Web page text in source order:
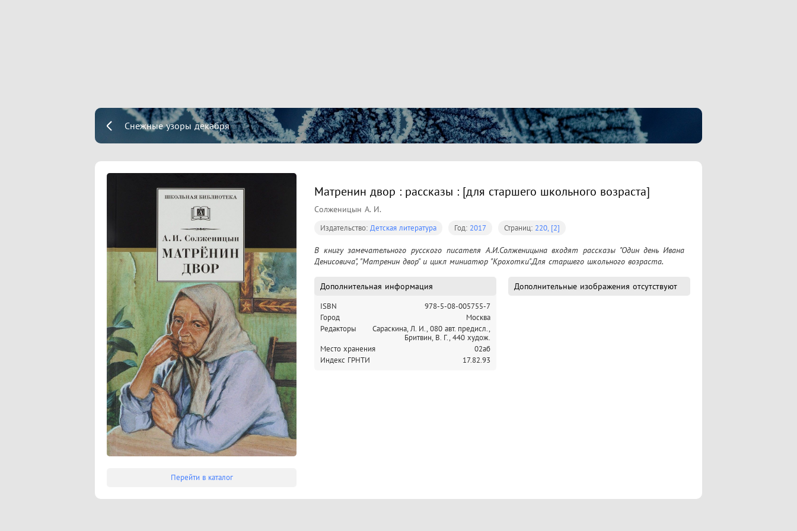
Снежные узоры декабря
Перейти в каталог
Матренин двор : рассказы : [для старшего школьного возраста]
Солженицын А. И.
Издательство: Детская литература Год: 2017 Страниц: 220, [2]
В книгу замечательного русского писателя А.И.Солженицына входят рассказы "Один день Ивана
Денисовича", "Матренин двор" и цикл миниатюр "Крохотки".Для старшего школьного возраста.
Дополнительная информация
ISBN
978-5-08-005755-7
Город
Москва
Редакторы
Сараскина, Л. И., 080 авт. предисл.,
Бритвин, В. Г., 440 худож.
Место хранения
02аб
Индекс ГРНТИ
17.82.93
Дополнительные изображения отсутствуют